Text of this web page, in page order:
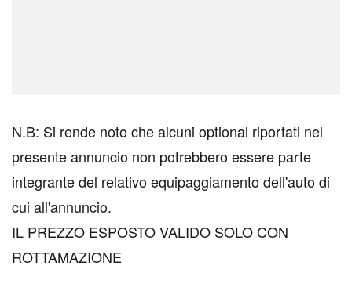
N.B: Si rende noto che alcuni optional riportati nel
presente annuncio non potrebbero essere parte
integrante del relativo equipaggiamento dell'auto di
cui all'annuncio.
IL PREZZO ESPOSTO VALIDO SOLO CON
ROTTAMAZIONE